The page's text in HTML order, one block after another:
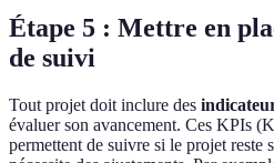
Étape 5 : Mettre en
de suivi
Tout projet doit inclure des
évaluer son avancement. Ces KPIs
permettent de suivre si le projet reste